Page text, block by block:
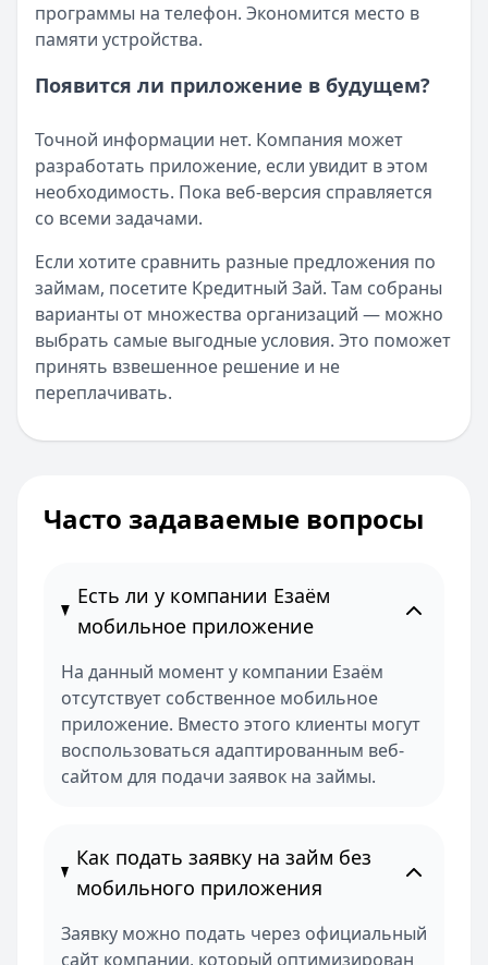
программы на телефон. Экономится место в
памяти устройства.
Появится ли приложение в будущем?
Точной информации нет. Компания может
разработать приложение, если увидит в этом
необходимость. Пока веб-версия справляется
со всеми задачами.
Если хотите сравнить разные предложения по
займам, посетите Кредитный Зай. Там собраны
варианты от множества организаций — можно
выбрать самые выгодные условия. Это поможет
принять взвешенное решение и не
переплачивать.
Часто задаваемые вопросы
Есть ли у компании Езаём
мобильное приложение
На данный момент у компании Езаём
отсутствует собственное мобильное
приложение. Вместо этого клиенты могут
воспользоваться адаптированным веб-
сайтом для подачи заявок на займы.
Как подать заявку на займ без
мобильного приложения
Заявку можно подать через официальный
сайт компании, который оптимизирован